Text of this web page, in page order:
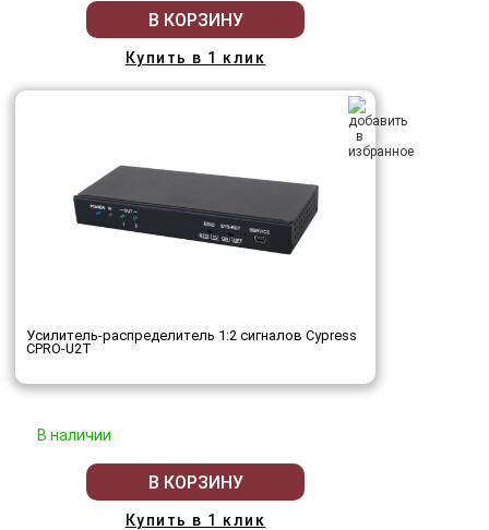
В КОРЗИНУ
Купить в 1 клик
Усилитель-распределитель 1:2 сигналов Cypress
CPRO-U2T
В наличии
В КОРЗИНУ
Купить в 1 клик